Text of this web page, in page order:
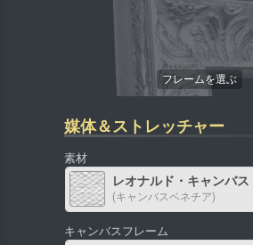
媒体＆ストレッチャー
素材
レオナルド・キャンバス
(キャンバスベネチア)
キャンバスフレーム